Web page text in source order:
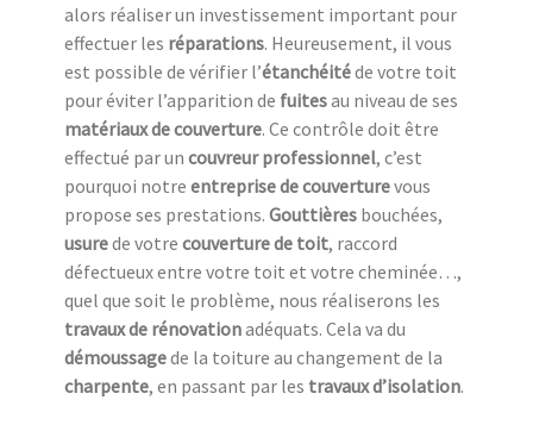
alors réaliser un investissement important pour
effectuer les réparations. Heureusement, il vous
est possible de vérifier l’étanchéitéde votre toit
pour éviter l’apparition de fuitesau niveau de ses
matériaux de couverture. Ce contrôle doit être
effectué par un couvreur professionnel, c’est
pourquoi notre entreprise de couverturevous
propose ses prestations. Gouttières bouchées,
usurede votre couverture de toit, raccord
défectueux entre votre toit et votre cheminée…,
quel que soit le problème, nous réaliserons les
travaux de rénovationadéquats. Cela va du
démoussagede la toiture au changement de la
charpente, en passant par les travaux d’isolation.